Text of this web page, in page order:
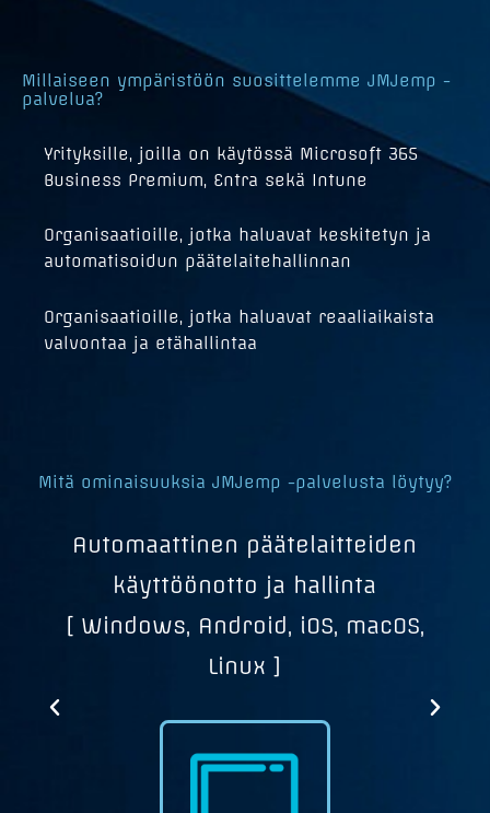
Millaiseen ympäristöön suosittelemme JMJemp -
palvelua?
Yrityksille, joilla on käytössä Microsoft 365
Business Premium, Entra sekä Intune
Organisaatioille, jotka haluavat keskitetyn ja
automatisoidun päätelaitehallinnan
Organisaatioille, jotka haluavat reaaliaikaista
valvontaa ja etähallintaa
Mitä ominaisuuksia JMJemp -palvelusta löytyy?
Automaattinen päätelaitteiden
käyttöönotto ja hallinta
[ Windows, Android, iOS, macOS,
Linux ]